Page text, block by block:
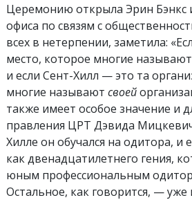
Церемонию открыла Эрин Бэнкс
офиса по связям с
всех в нетерпении, заметила:
место, которое многие
и если Сент-Хилл — это та
многие называют своей
также имеет особое значение и
правления ЦРТ Дэвида
Хилле он обучался на одитора, и
как двенадцатилетнего гения,
юным профессиональным
Остальное, как говорится, — уже